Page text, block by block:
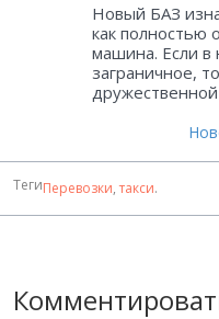
Новый БАЗ
как полностью
машина. Если в
заграничное,
ТегиПеревозки,такси.